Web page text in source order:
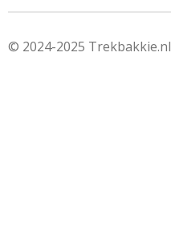
© 2024-2025 Trekbakkie.nl